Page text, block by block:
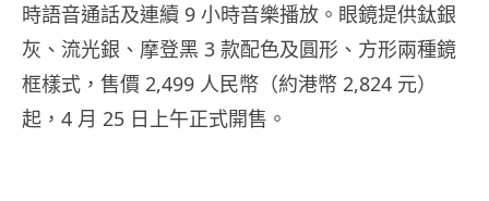
時語音通話及連續 9 小時音樂播放。眼鏡提供鈦銀
灰、流光銀、摩登黑 3 款配色及圓形、方形兩種鏡
框樣式，售價 2,499 人民幣（約港幣 2,824 元）
起，4 月 25 日上午正式開售。